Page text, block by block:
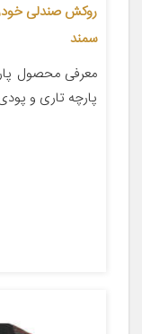
سمند
معرفی محصول
پارچه تاری و